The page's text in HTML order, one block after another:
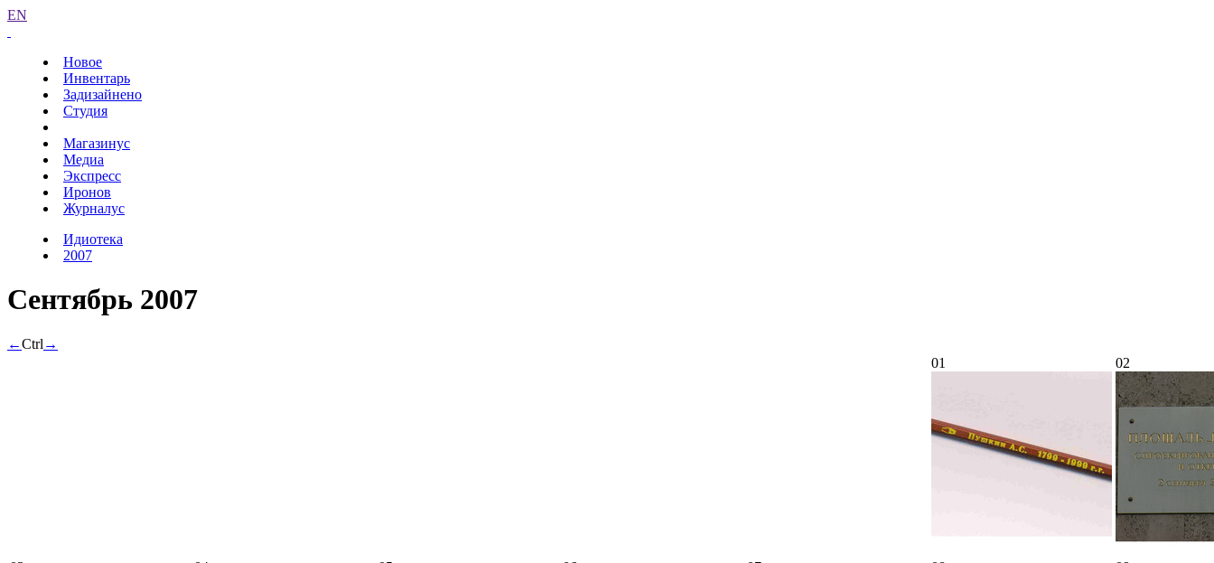
EN
Новое
Инвентарь
Задизайнено
Студия
Магазинус
Медиа
Экспресс
Иронов
Журналус
Идиотека
2007
Сентябрь 2007
←Ctrl →
01
02